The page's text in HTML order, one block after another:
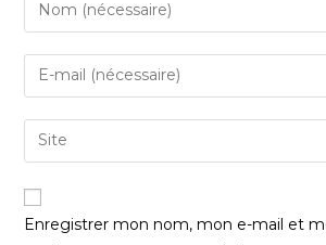
Enregistrer mon nom, mon e-mail et